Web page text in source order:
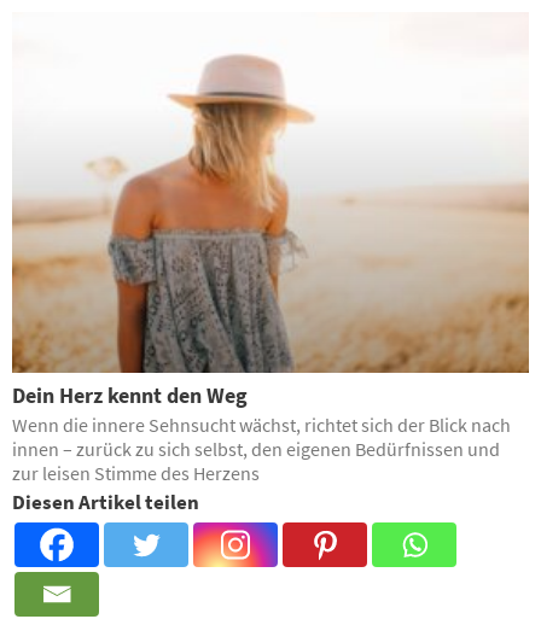
Dein Herz kennt den Weg
Wenn die innere Sehnsucht wächst, richtet sich der Blick nach
innen – zurück zu sich selbst, den eigenen Bedürfnissen und
zur leisen Stimme des Herzens
Diesen Artikel teilen